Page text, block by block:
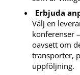
Erbjuda
Välj en
konferenser
oavsett om
transporter,
uppföljning.